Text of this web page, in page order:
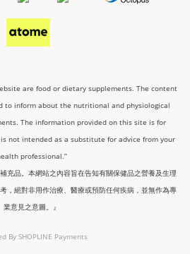
are food or dietary supplements. The content
to inform about the nutritional and physiological
The information provided on this site is for
not intended as a substitute for advice from your
professional.”
充品。本網站之內容旨在告知有關保健品之營養及生理
，絕對非用作治療、醫療或預防任何疾病，並無作為專
業意見之意圖。』
By SHOPLINE Payments